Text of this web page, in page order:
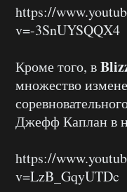
https://
v=-3SnUYSQQX4
Кроме того, в
множество
Джефф Каплан в
https://
v=LzB_GqyUTDc